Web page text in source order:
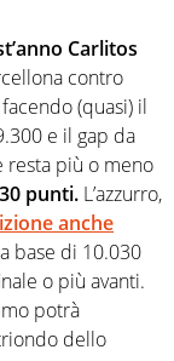
Carlitos
contro
(quasi) il
e il gap da
resta più o meno
punti. L’azzurro,
anche
base di 10.030
o più avanti.
potrà
dello